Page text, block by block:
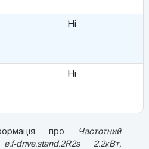
Ні
Ні
про
Частотний
drive.stand.2R2s 2.2кВт,